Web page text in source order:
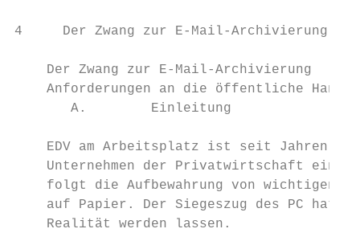
4     Der Zwang zur E-Mail-Archivierung
    Der Zwang zur E-Mail-Archivierung
    Anforderungen an die öffentliche Hand
       A.        Einleitung
EDV am Arbeitsplatz ist seit Jahren
Unternehmen der Privatwirtschaft eine
folgt die Aufbewahrung von wichtigen
auf Papier. Der Siegeszug des PC hat
    Realität werden lassen.